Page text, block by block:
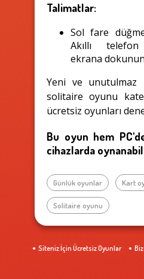
Talimatlar:
Sol fare
Akıllı telefon
ekrana
Yeni ve unutulmaz
solitaire oyunu
ücretsiz oyunları
Bu oyun hem
cihazlarda
Günlük oyunlar Kart
Solitaire oyunu
Siteniz İçin Ücretsiz Oyunlar